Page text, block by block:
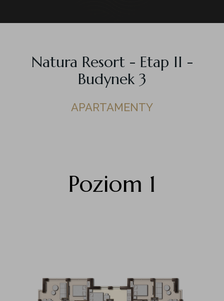
Natura Resort - Etap II -
Budynek 3
APARTAMENTY
Poziom 1